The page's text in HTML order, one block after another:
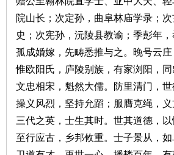
院山长；次定孙，曲阜林庙学录；
史；次宪孙，沅陵县教谕；季彭年
孤成婚嫁，先畴悉推与之。晚号云
惟欧阳氏，庐陵别族，有家浏阳，同
文忠相宋，魁然大儒。防里清门，世
操义风烈，坚持允蹈；服膺克绳，义
三代之英，士生其时。世其道德，以
至行应古，乡邦攸重。士子景从，如